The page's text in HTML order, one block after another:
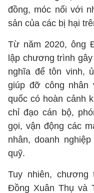
đồng, móc nối với
sản của các bị hại
Từ năm 2020, ông
lập chương trình
nghĩa để tôn vinh,
giúp đỡ công nhân
quốc có hoàn cảnh
chỉ đạo cán bộ,
gọi, vận động các
nhân, doanh
quỹ.
Tuy nhiên, chương
Đồng Xuân Thụ và